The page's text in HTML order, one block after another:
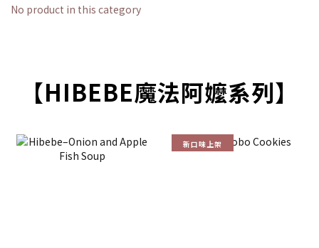
No product in this category
【HIBEBE魔法阿嬤系列】
新口味上架